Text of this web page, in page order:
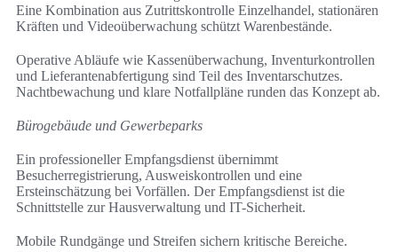
Eine Kombination aus Zutrittskontrolle Einzelhandel, stationären
Kräften und Videoüberwachung schützt Warenbestände.
Operative Abläufe wie Kassenüberwachung, Inventurkontrollen
und Lieferantenabfertigung sind Teil des Inventarschutzes.
Nachtbewachung und klare Notfallpläne runden das Konzept ab.
Bürogebäude und Gewerbeparks
Ein professioneller Empfangsdienst übernimmt
Besucherregistrierung, Ausweiskontrollen und eine
Ersteinschätzung bei Vorfällen. Der Empfangsdienst ist die
Schnittstelle zur Hausverwaltung und IT-Sicherheit.
Mobile Rundgänge und Streifen sichern kritische Bereiche.